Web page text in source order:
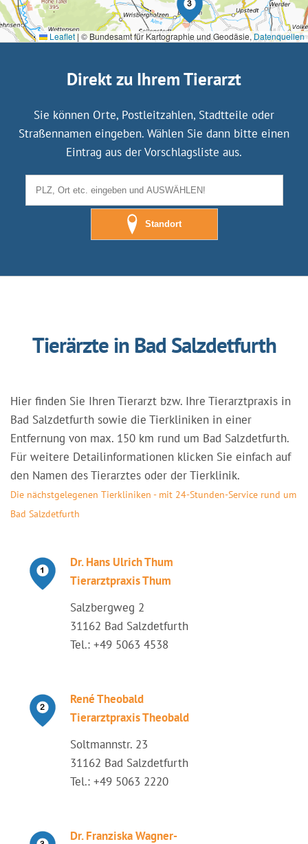
Leaflet | © Bundesamt für Kartographie und Geodäsie,Datenquellen
Direkt zu Ihrem Tierarzt
Sie können Orte, Postleitzahlen, Stadtteile oder
Straßennamen eingeben. Wählen Sie dann bitte einen
Eintrag aus der Vorschlagsliste aus.
Standort
Tierärzte in Bad Salzdetfurth
Hier finden Sie Ihren Tierarzt bzw. Ihre Tierarztpraxis in
Bad Salzdetfurth sowie die Tierkliniken in einer
Entfernung von max. 150 km rund um Bad Salzdetfurth.
Für weitere Detailinformationen klicken Sie einfach auf
den Namen des Tierarztes oder der Tierklinik.
Die nächstgelegenen Tierkliniken - mit 24-Stunden-Service rund um
Bad Salzdetfurth
Dr. Hans Ulrich Thum
Tierarztpraxis Thum
Salzbergweg 2
31162 Bad Salzdetfurth
Tel.: +49 5063 4538
René Theobald
Tierarztpraxis Theobald
Soltmannstr. 23
31162 Bad Salzdetfurth
Tel.: +49 5063 2220
Dr. Franziska Wagner-